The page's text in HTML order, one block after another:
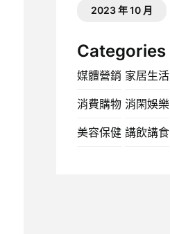
2023 年 10 月
Categories
媒體營銷 家居生活
消費購物 消閑娛樂
美容保健 講飲講食